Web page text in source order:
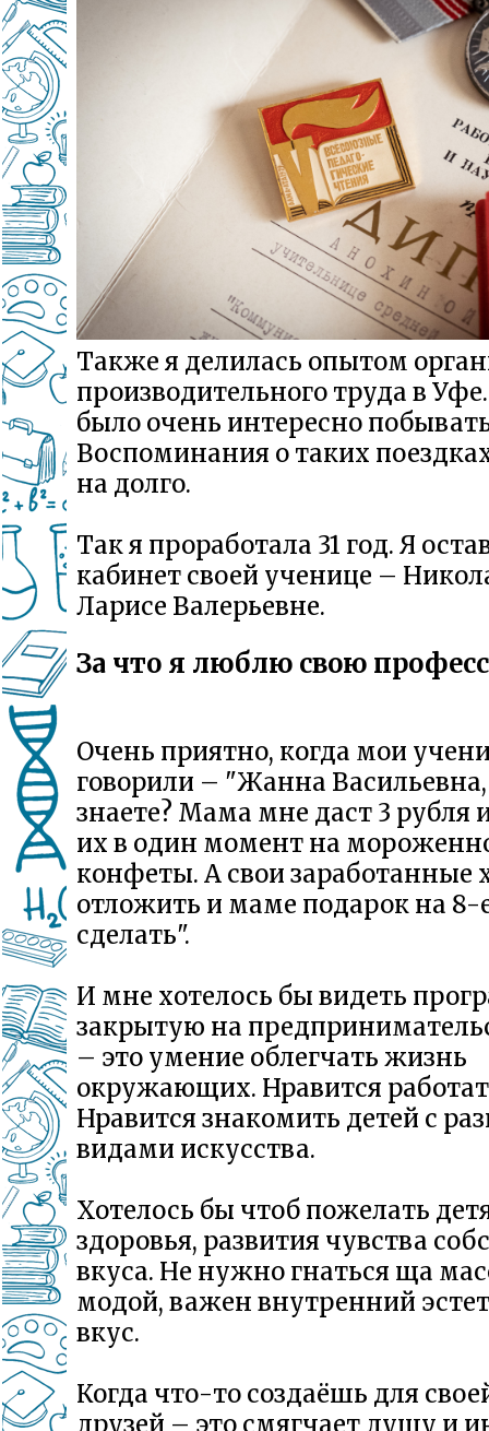
Также я делилась опытом
производительного труда в
было очень интересно
Воспоминания о таких
на долго.
Так я проработала 31 год. Я
кабинет своей ученице –
Ларисе Валерьевне.
За что я люблю свою
Очень приятно, когда мои
говорили – "Жанна Васильевна,
знаете? Мама мне даст 3 рубля
их в один момент на
конфеты. А свои заработанные
отложить и маме подарок на 8-
сделать".
И мне хотелось бы видеть
закрытую на
– это умение облегчать жизнь
окружающих. Нравится
Нравится знакомить детей с
видами искусства.
Хотелось бы чтоб пожелать
здоровья, развития чувства
вкуса. Не нужно гнаться ща
модой, важен внутренний
вкус.
Когда что-то создаёшь для
друзей – это смягчает душу и